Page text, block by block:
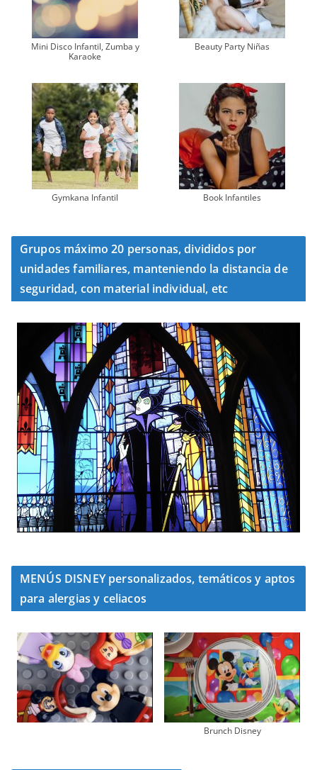
Mini Disco Infantil, Zumba y
Karaoke
Beauty Party Niñas
Gymkana Infantil Book Infantiles
Grupos máximo 20 personas, divididos por
unidades familiares, manteniendo la distancia de
seguridad, con material individual, etc
MENÚS DISNEY personalizados, temáticos y aptos
para alergias y celiacos
Brunch Disney